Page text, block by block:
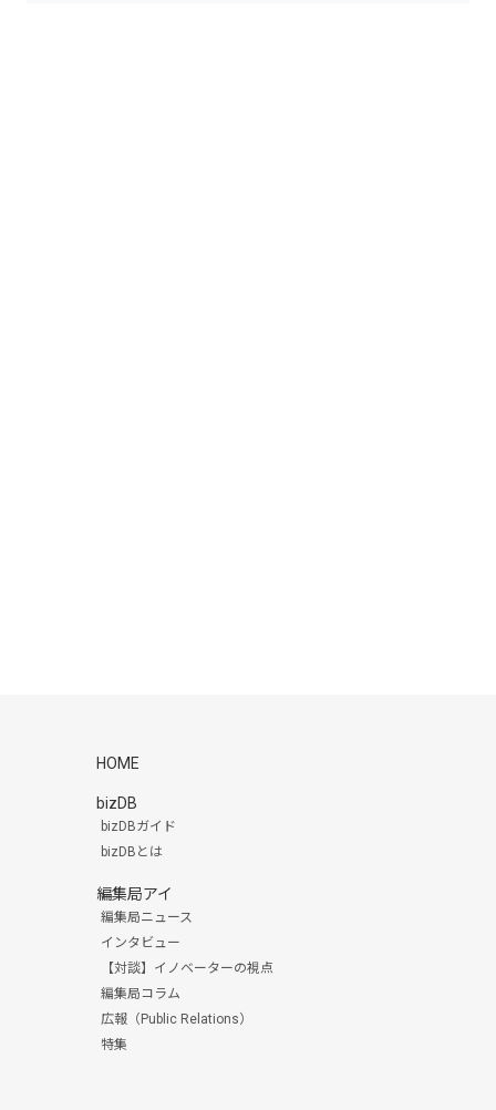
HOME
bizDB
bizDBガイド
bizDBとは
編集局アイ
編集局ニュース
インタビュー
【対談】イノベーターの視点
編集局コラム
広報（Public Relations）
特集